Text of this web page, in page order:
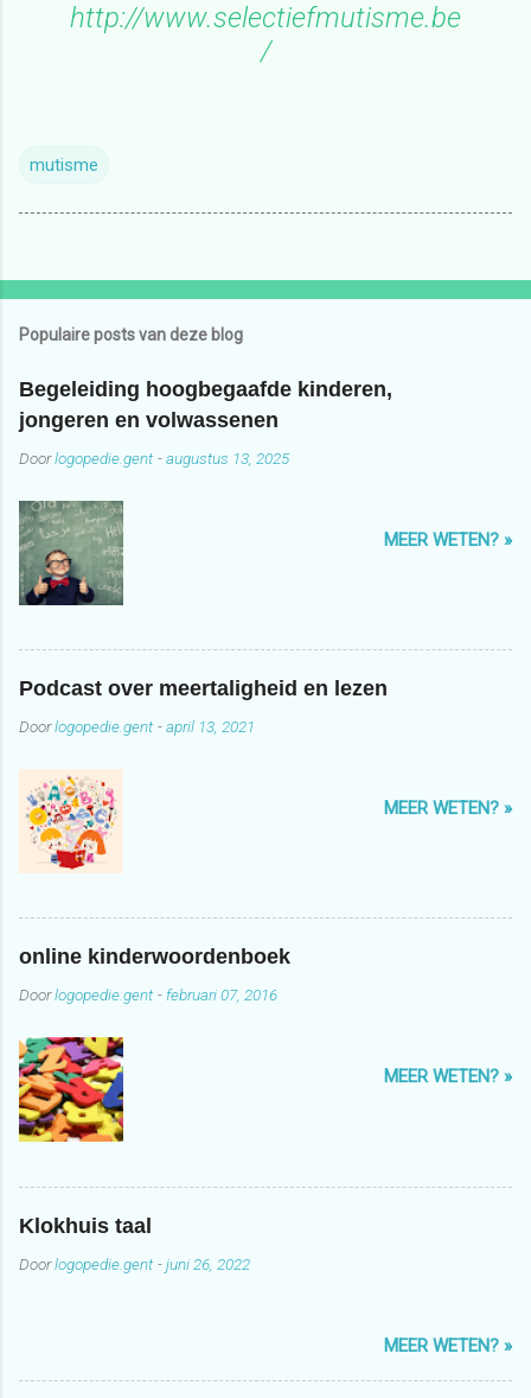
http://www.selectiefmutisme.be
/
mutisme
Populaire posts van deze blog
Begeleiding hoogbegaafde kinderen,
jongeren en volwassenen
Doorlogopedie.gent -augustus 13, 2025
MEER WETEN? »
Podcast over meertaligheid en lezen
Doorlogopedie.gent -april 13, 2021
MEER WETEN? »
online kinderwoordenboek
Doorlogopedie.gent - februari 07, 2016
MEER WETEN? »
Klokhuis taal
Doorlogopedie.gent -juni 26, 2022
MEER WETEN? »